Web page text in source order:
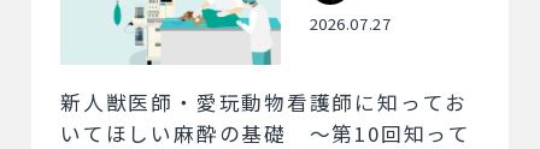
2026.07.27
新人獣医師・愛玩動物看護師に知ってお
いてほしい麻酔の基礎 ～第10回知って